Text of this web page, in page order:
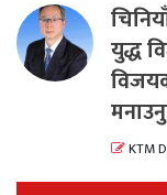
युद्ध
KTM